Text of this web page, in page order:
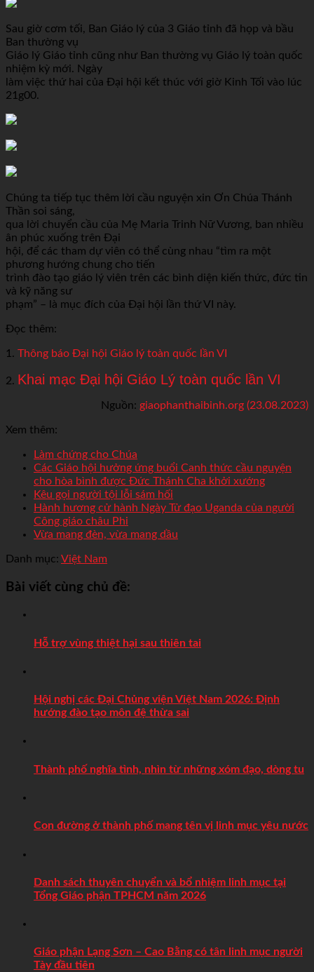
Sau giờ cơm tối, Ban Giáo lý của 3 Giáo tỉnh đã họp và bầu
Ban thường vụ
Giáo lý Giáo tỉnh cũng như Ban thường vụ Giáo lý toàn quốc
nhiệm kỳ mới. Ngày
làm việc thứ hai của Đại hội kết thúc với giờ Kinh Tối vào lúc
21g00.
Chúng ta tiếp tục thêm lời cầu nguyện xin Ơn Chúa Thánh
Thần soi sáng,
qua lời chuyển cầu của Mẹ Maria Trinh Nữ Vương, ban nhiều
ân phúc xuống trên Đại
hội, để các tham dự viên có thể cùng nhau “tìm ra một
phương hướng chung cho tiến
trình đào tạo giáo lý viên trên các bình diện kiến thức, đức tin
và kỹ năng sư
phạm” – là mục đích của Đại hội lần thứ VI này.
Đọc thêm:
1. Thông báo Đại hội Giáo lý toàn quốc lần VI
2. Khai mạc Đại hội Giáo Lý toàn quốc lần VI
Nguồn: giaophanthaibinh.org (23.08.2023)
Xem thêm:
Làm chứng cho Chúa
Các Giáo hội hưởng ứng buổi Canh thức cầu nguyện
cho hòa bình được Đức Thánh Cha khởi xướng
Kêu gọi người tội lỗi sám hối
Hành hương cử hành Ngày Tử đạo Uganda của người
Công giáo châu Phi
Vừa mang đèn, vừa mang dầu
Danh mục: Việt Nam
Bài viết cùng chủ đề:
Hỗ trợ vùng thiệt hại sau thiên tai
Hội nghị các Đại Chủng viện Việt Nam 2026: Định
hướng đào tạo môn đệ thừa sai
Thành phố nghĩa tình, nhìn từ những xóm đạo, dòng tu
Con đường ở thành phố mang tên vị linh mục yêu nước
Danh sách thuyên chuyển và bổ nhiệm linh mục tại
Tổng Giáo phận TPHCM năm 2026
Giáo phận Lạng Sơn – Cao Bằng có tân linh mục người
Tày đầu tiên